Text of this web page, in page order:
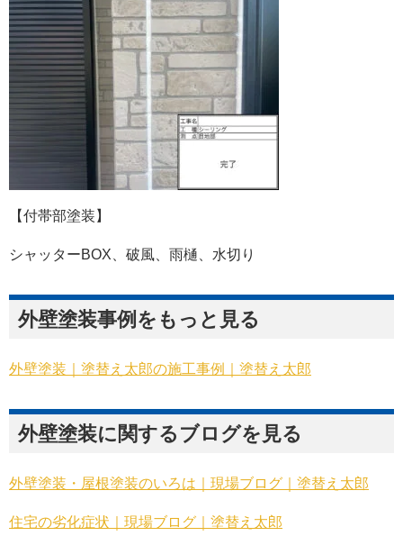
【付帯部塗装】
シャッターBOX、破風、雨樋、水切り
外壁塗装事例をもっと見る
外壁塗装｜塗替え太郎の施工事例｜塗替え太郎
外壁塗装に関するブログを見る
外壁塗装・屋根塗装のいろは｜現場ブログ｜塗替え太郎
住宅の劣化症状｜現場ブログ｜塗替え太郎